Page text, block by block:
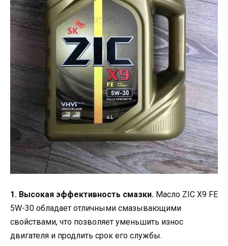
1. Высокая эффективность смазки. Масло ZIC X9 FE
5W-30 обладает отличными смазывающими
свойствами, что позволяет уменьшить износ
двигателя и продлить срок его службы.